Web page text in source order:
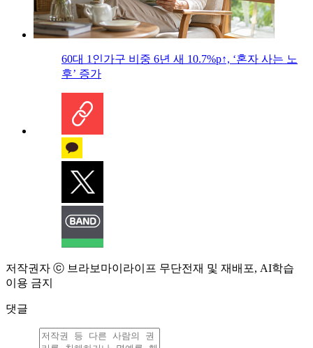
60대 1인가구 비중 6년 새 10.7%p↑, ‘혼자 사는 노
후’ 증가
저작권자 ⓒ 브라보마이라이프 무단전재 및 재배포, AI학습
이용 금지
댓글